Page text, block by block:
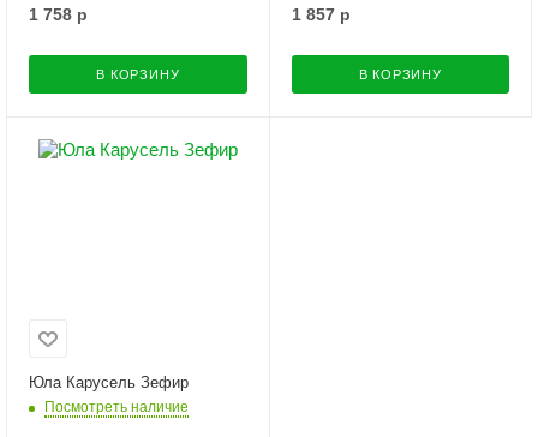
1 758 р
В КОРЗИНУ
1 857р
В КОРЗИНУ
Юла Карусель Зефир
Посмотреть наличие